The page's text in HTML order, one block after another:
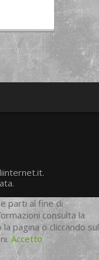
parti al fine di
consulta la
la pagina o cliccando sul
Accetto